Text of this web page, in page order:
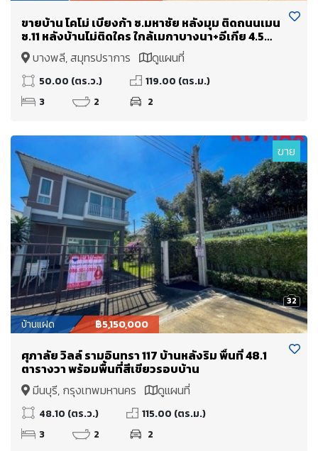
ขายบ้าน โคโม่ เบียงก้า ซ.มหาชัย หลังมุม ติดถนนเมน
ซ.11 หลังบ้านไม่ติดใคร ใกล้เมกาบางนา+อีเกีย 4.5
ก.ม. เซนทรัลบางนา ไบเทคบางนา
บางพลี, สมุทรปราการ ดูแผนที่
50.00 (ตร.ว.)
119.00 (ตร.ม.)
3
2 2
32
ขาย
บ้านแฝด ฿5,150,000
ศุภาลัย วิลล์ รามอินทรา 117 บ้านหลังริม พื้นที่ 48.1
ตารางวา พร้อมพื้นที่สีเขียวรอบบ้าน
มีนบุรี, กรุงเทพมหานคร
ดูแผนที่
48.10 (ตร.ว.)
115.00 (ตร.ม.)
3
2 2